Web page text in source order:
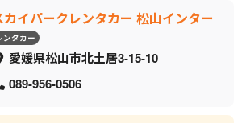
カイパークレンタカー 松山インター
ンタカー
愛媛県松山市北土居3-15-10
089-956-0506